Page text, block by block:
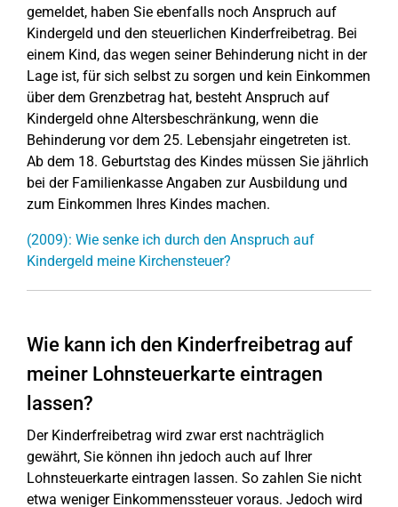
gemeldet, haben Sie ebenfalls noch Anspruch auf
Kindergeld und den steuerlichen Kinderfreibetrag. Bei
einem Kind, das wegen seiner Behinderung nicht in der
Lage ist, für sich selbst zu sorgen und kein Einkommen
über dem Grenzbetrag hat, besteht Anspruch auf
Kindergeld ohne Altersbeschränkung, wenn die
Behinderung vor dem 25. Lebensjahr eingetreten ist.
Ab dem 18. Geburtstag des Kindes müssen Sie jährlich
bei der Familienkasse Angaben zur Ausbildung und
zum Einkommen Ihres Kindes machen.
(2009): Wie senke ich durch den Anspruch auf
Kindergeld meine Kirchensteuer?
Wie kann ich den Kinderfreibetrag auf
meiner Lohnsteuerkarte eintragen
lassen?
Der Kinderfreibetrag wird zwar erst nachträglich
gewährt, Sie können ihn jedoch auch auf Ihrer
Lohnsteuerkarte eintragen lassen. So zahlen Sie nicht
etwa weniger Einkommenssteuer voraus. Jedoch wird